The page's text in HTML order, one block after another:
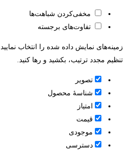
مخفی‌کردن شباهت‌ها
تفاوت‌های برجسته
زمینه‌های نمایش داده شده را انتخاب
تنظیم مجدد ترتیب، بکشید و رها کنید.
تصویر
شناسۀ محصول
امتیاز
قيمت
موجودی
دسترسی